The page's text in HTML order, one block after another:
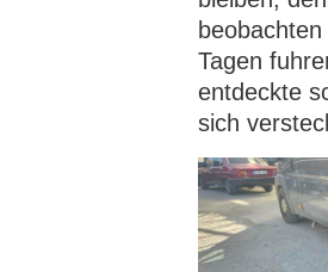
Tagen
entdeckte
sich